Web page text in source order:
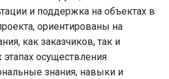
и поддержка на объектах в
ориентированы на
как заказчиков, так и
осуществления
знания, навыки и